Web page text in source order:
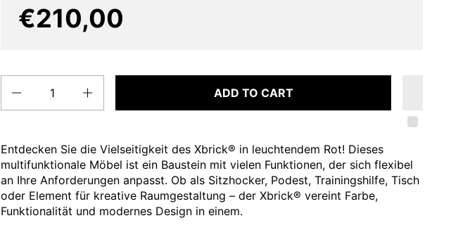
€210,00
ADD TO CART
Entdecken Sie die Vielseitigkeit des Xbrick® in leuchtendem Rot! Dieses
multifunktionale Möbel ist ein Baustein mit vielen Funktionen, der sich flexibel
an Ihre Anforderungen anpasst. Ob als Sitzhocker, Podest, Trainingshilfe, Tisch
oder Element für kreative Raumgestaltung – der Xbrick® vereint Farbe,
Funktionalität und modernes Design in einem.